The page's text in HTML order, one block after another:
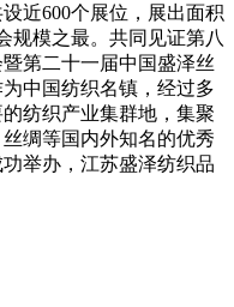
近600个展位，展出面积
规模之最。共同见证第八
第二十一届中国盛泽丝
中国纺织名镇，经过多
纺织产业集群地，集聚
绸等国内外知名的优秀
举办，江苏盛泽纺织品